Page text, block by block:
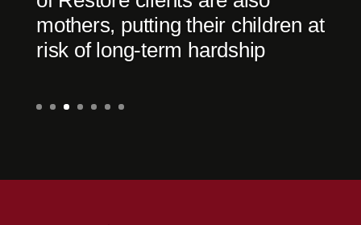
mothers, putting their children at
risk of long-term hardship